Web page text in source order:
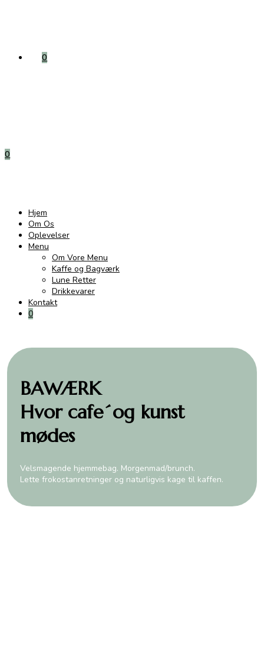
0
0
Hjem
Om Os
Oplevelser
Menu
Om Vore Menu
Kaffe og Bagværk
Lune Retter
Drikkevarer
Kontakt
0
BAWÆRK
Hvor cafe´og kunst
mødes
Velsmagende hjemmebag. Morgenmad/brunch.
Lette frokostanretninger og naturligvis kage til kaffen.